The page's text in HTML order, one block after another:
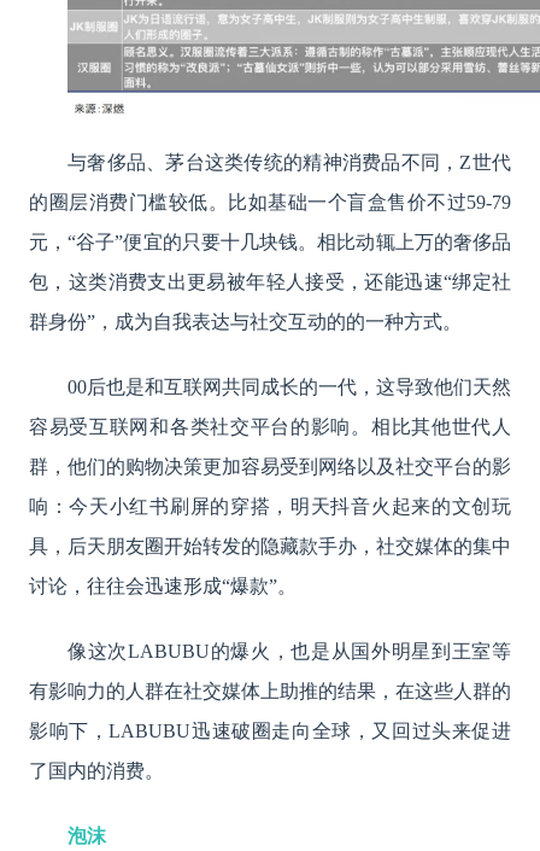
与奢侈品、茅台这类传统的精神消费品不同，Z世代
的圈层消费门槛较低。比如基础一个盲盒售价不过59-79
元，“谷子”便宜的只要十几块钱。相比动辄上万的奢侈品
包，这类消费支出更易被年轻人接受，还能迅速“绑定社
群身份”，成为自我表达与社交互动的的一种方式。
00后也是和互联网共同成长的一代，这导致他们天然
容易受互联网和各类社交平台的影响。相比其他世代人
群，他们的购物决策更加容易受到网络以及社交平台的影
响：今天小红书刷屏的穿搭，明天抖音火起来的文创玩
具，后天朋友圈开始转发的隐藏款手办，社交媒体的集中
讨论，往往会迅速形成“爆款”。
像这次LABUBU的爆火，也是从国外明星到王室等
有影响力的人群在社交媒体上助推的结果，在这些人群的
影响下，LABUBU迅速破圈走向全球，又回过头来促进
了国内的消费。
泡沫